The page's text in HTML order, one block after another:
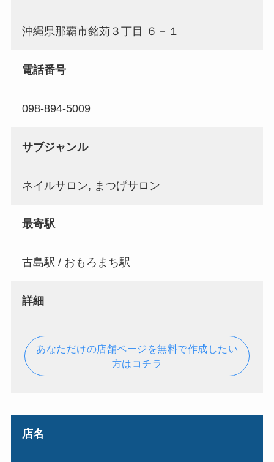
沖縄県那覇市銘苅３丁目 ６－１
電話番号
098-894-5009
サブジャンル
ネイルサロン, まつげサロン
最寄駅
古島駅 / おもろまち駅
詳細
あなただけの店舗ページを無料で作成したい
方はコチラ
店名